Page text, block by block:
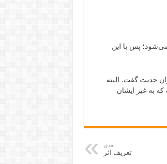
پس با این
حدیث گفت. البته
به غیر ایشان
بعدی
تعریف اثر